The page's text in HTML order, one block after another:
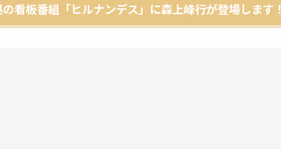
看板番組「ヒルナンデス」に森上峰行が登場します！